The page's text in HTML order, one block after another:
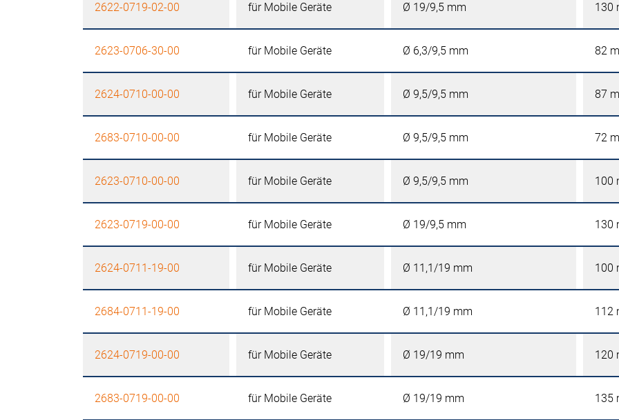
2622-0719-02-00 für Mobile Geräte Ø 19/9,5 mm 130
2623-0706-30-00 für Mobile Geräte Ø 6,3/9,5 mm 82
2624-0710-00-00 für Mobile Geräte Ø 9,5/9,5 mm 87
2683-0710-00-00 für Mobile Geräte Ø 9,5/9,5 mm 72
2623-0710-00-00 für Mobile Geräte Ø 9,5/9,5 mm 100
2623-0719-00-00 für Mobile Geräte Ø 19/9,5 mm 130
2624-0711-19-00 für Mobile Geräte Ø 11,1/19 mm 100
2684-0711-19-00 für Mobile Geräte Ø 11,1/19 mm 112
2624-0719-00-00 für Mobile Geräte Ø 19/19 mm 120
2683-0719-00-00 für Mobile Geräte Ø 19/19 mm 135